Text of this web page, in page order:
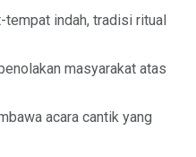
tempat indah, tradisi ritual
masyarakat atas
acara cantik yang